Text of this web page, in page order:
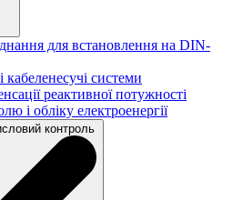
для встановлення на DIN-
системи
реактивної потужності
і обліку електроенергії
контроль